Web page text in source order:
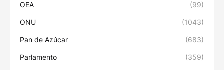
OEA (99)
ONU (1043)
Pan de Azúcar (683)
Parlamento (359)